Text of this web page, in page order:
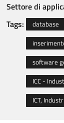
Settore di
Tags:
database
software
ICC -
ICT,